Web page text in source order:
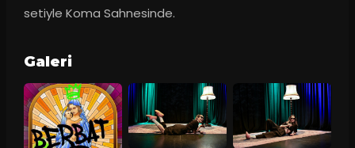
setiyle Koma Sahnesinde.
Galeri